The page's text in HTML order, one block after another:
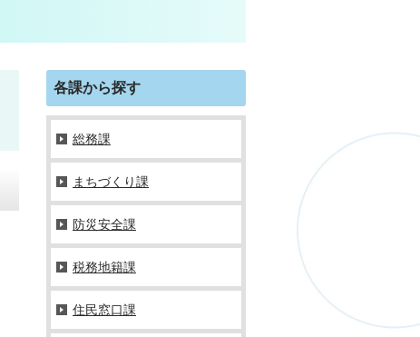
各課から探す
総務課
まちづくり課
防災安全課
税務地籍課
住民窓口課